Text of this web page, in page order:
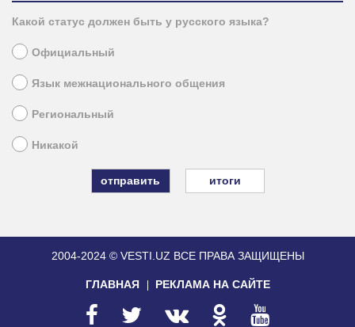
Какой статус должен быть у русского языка?
Официальный
Язык межнационального общения
Региональный
Никакой
итоги
2004-2024 © VESTI.UZ ВСЕ ПРАВА ЗАЩИЩЕНЫ
ГЛАВНАЯ РЕКЛАМА НА САЙТЕ